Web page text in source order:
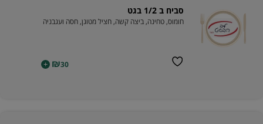
סביח ב 1/2 בגט
חומוס, טחינה, ביצה קשה, חציל מטוגן, חסה ועגבניה
₪30
+